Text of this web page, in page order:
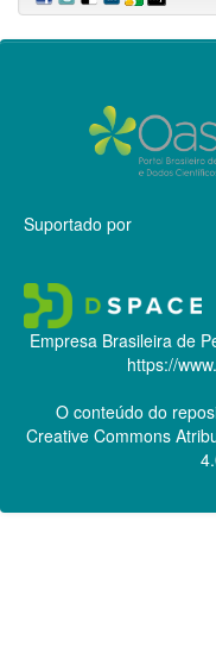
Suportado por
Empresa Brasileira de
https://
O conteúdo do
Creative Commons